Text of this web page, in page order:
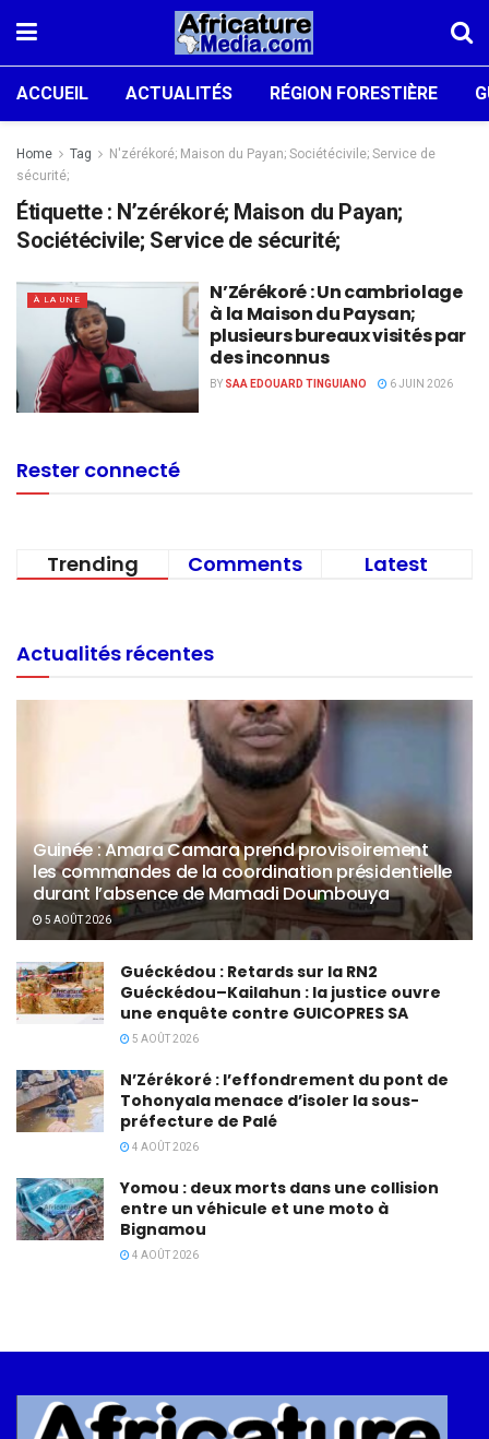
ACCUEIL ACTUALITÉS RÉGION FORESTIÈRE
Home Tag
N'zérékoré; Maison du Payan; Sociétécivile; Service de
sécurité;
Étiquette : N’zérékoré; Maison du Payan;
Sociétécivile; Service de sécurité;
À LA UNE
N’Zérékoré : Un cambriolage
à la Maison du Paysan;
plusieurs bureaux visités par
des inconnus
BY SAA EDOUARD TINGUIANO 6 JUIN 2026
Rester connecté
Trending Comments Latest
Actualités récentes
Guinée : Amara Camara prend provisoirement
les commandes de la coordination présidentielle
durant l’absence de Mamadi Doumbouya
5 AOÛT 2026
Guéckédou : Retards sur la RN2
Guéckédou–Kailahun : la justice ouvre
une enquête contre GUICOPRES SA
5 AOÛT 2026
N’Zérékoré : l’effondrement du pont de
Tohonyala menace d’isoler la sous-
préfecture de Palé
4 AOÛT 2026
Yomou : deux morts dans une collision
entre un véhicule et une moto à
Bignamou
4 AOÛT 2026